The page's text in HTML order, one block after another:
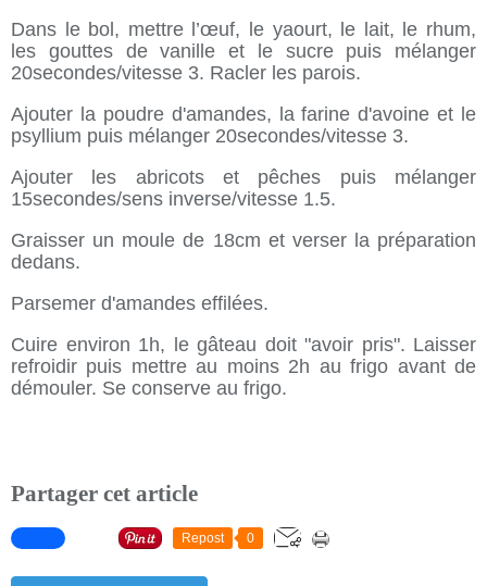
Dans le bol, mettre l’œuf, le yaourt, le lait, le rhum,
les gouttes de vanille et le sucre puis mélanger
20secondes/vitesse 3. Racler les parois.
Ajouter la poudre d'amandes, la farine d'avoine et le
psyllium puis mélanger 20secondes/vitesse 3.
Ajouter les abricots et pêches puis mélanger
15secondes/sens inverse/vitesse 1.5.
Graisser un moule de 18cm et verser la préparation
dedans.
Parsemer d'amandes effilées.
Cuire environ 1h, le gâteau doit "avoir pris". Laisser
refroidir puis mettre au moins 2h au frigo avant de
démouler. Se conserve au frigo.
Partager cet article
Repost 0